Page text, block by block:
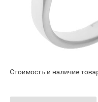
Стоимость и наличие